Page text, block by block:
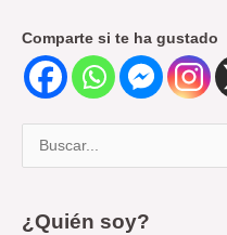
Comparte si te ha gustado
¿Quién soy?